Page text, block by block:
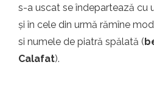
s-a uscat se îndepartează cu
și în cele din urmă rămîne
si numele de piatră spălată (
Calafat).